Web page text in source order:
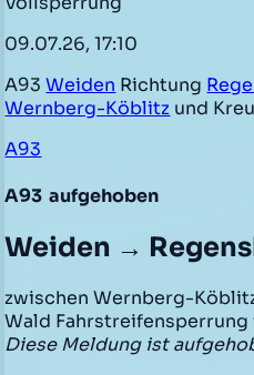
09.07.26, 17:10
A93Weiden Richtung
Wernberg-Köblitz und
A93
A93 aufgehoben
Weiden →
zwischen Wernberg-
Wald
Diese Meldung ist